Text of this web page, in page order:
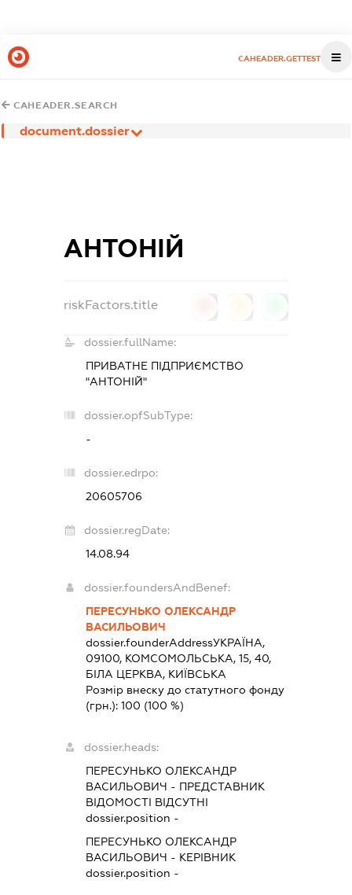
CAHEADER.GETTEST
CAHEADER.SEARCH
document.dossier
АНТОНІЙ
riskFactors.title
dossier.fullName:
ПРИВАТНЕ ПІДПРИЄМСТВО
"АНТОНІЙ"
dossier.opfSubType:
-
dossier.edrpo:
20605706
dossier.regDate:
14.08.94
dossier.foundersAndBenef:
ПЕРЕСУНЬКО ОЛЕКСАНДР
ВАСИЛЬОВИЧ
dossier.founderAddressУКРАЇНА,
09100, КОМСОМОЛЬСЬКА, 15, 40,
БІЛА ЦЕРКВА, КИЇВСЬКА
Розмір внеску до статутного фонду
(грн.): 100 (100 %)
dossier.heads:
ПЕРЕСУНЬКО ОЛЕКСАНДР
ВАСИЛЬОВИЧ - ПРЕДСТАВНИК
ВІДОМОСТІ ВІДСУТНІ
dossier.position -
ПЕРЕСУНЬКО ОЛЕКСАНДР
ВАСИЛЬОВИЧ - КЕРІВНИК
dossier.position -